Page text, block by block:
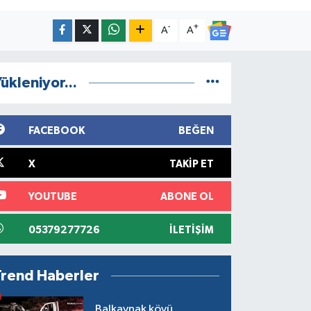
A- A+
FACEBOOK BEĞEN
X TAKIP ET
YOUTUBE ABONE OL
05379277726 İLETIŞIM
Haberler